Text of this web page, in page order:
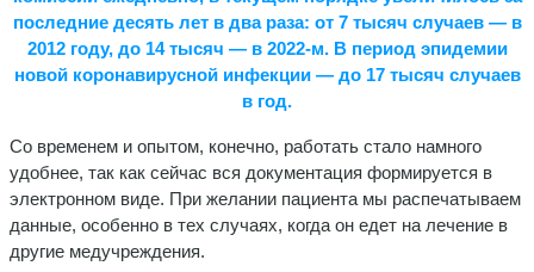
последние десять лет в два раза: от 7 тысяч случаев — в
2012 году, до 14 тысяч — в 2022-м. В период эпидемии
новой коронавирусной инфекции — до 17 тысяч случаев
в год.
Со временем и опытом, конечно, работать стало намного
удобнее, так как сейчас вся документация формируется в
электронном виде. При желании пациента мы распечатываем
данные, особенно в тех случаях, когда он едет на лечение в
другие медучреждения.